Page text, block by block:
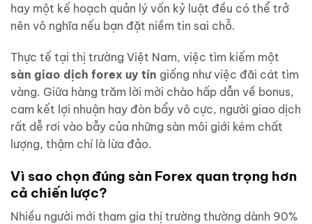
hay một kế hoạch quản lý vốn kỷ luật đều có thể trở
nên vô nghĩa nếu bạn đặt niềm tin sai chỗ.
Thực tế tại thị trường Việt Nam, việc tìm kiếm một
sàn giao dịch forex uy tín giống như việc đãi cát tìm
vàng. Giữa hàng trăm lời mời chào hấp dẫn về bonus,
cam kết lợi nhuận hay đòn bẩy vô cực, người giao dịch
rất dễ rơi vào bẫy của những sàn môi giới kém chất
lượng, thậm chí là lừa đảo.
Vì sao chọn đúng sàn Forex quan trọng hơn
cả chiến lược?
Nhiều người mới tham gia thị trường thường dành 90%